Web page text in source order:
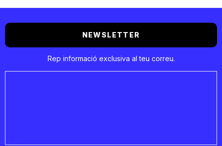
NEWSLETTER
Rep informació exclusiva al teu correu.